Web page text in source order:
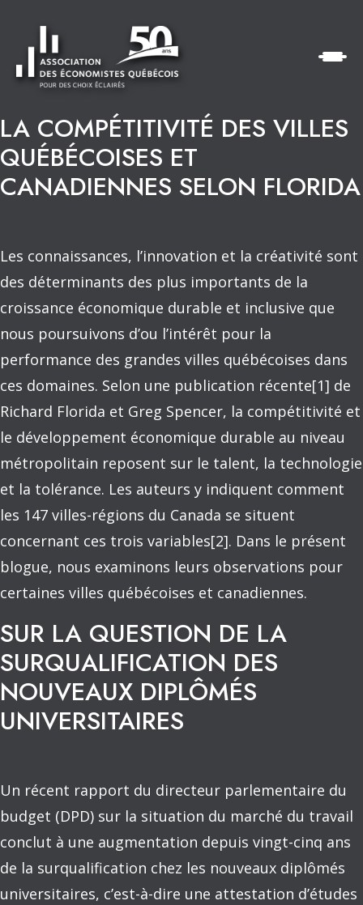
LA COMPÉTITIVITÉ DES VILLES
QUÉBÉCOISES ET
CANADIENNES SELON FLORIDA
Les connaissances, l’innovation et la créativité sont
des déterminants des plus importants de la
croissance économique durable et inclusive que
nous poursuivons d’ou l’intérêt pour la
performance des grandes villes québécoises dans
ces domaines. Selon une publication récente[1] de
Richard Florida et Greg Spencer, la compétitivité et
le développement économique durable au niveau
métropolitain reposent sur le talent, la technologie
et la tolérance. Les auteurs y indiquent comment
les 147 villes-régions du Canada se situent
concernant ces trois variables[2]. Dans le présent
blogue, nous examinons leurs observations pour
certaines villes québécoises et canadiennes.
SUR LA QUESTION DE LA
SURQUALIFICATION DES
NOUVEAUX DIPLÔMÉS
UNIVERSITAIRES
Un récent rapport du directeur parlementaire du
budget (DPD) sur la situation du marché du travail
conclut à une augmentation depuis vingt-cinq ans
de la surqualification chez les nouveaux diplômés
universitaires, c’est-à-dire une attestation d’études